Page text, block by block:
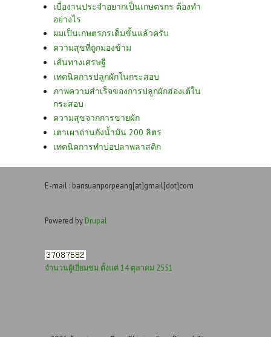
เบื่องานประจำอยากเป็นเกษตรกร ต้องทำ
อย่างไร
ผมเป็นเกษตรกรเต็มขั้นแล้วครับ
ความสุขที่ถูกมองข้าม
เส้นทางเศรษฐี
เทคนิคการปลูกผักในกระสอบ
ภาพความสำเร็จของการปลูกผักฮ่องเต้ใน
กระสอบ
ความสุขจากการขายผัก
เตาเผาถ่านถังน้ำมัน 200 ลิตร
เทคนิคการทำบ่อปลาพลาสติก
E-mail : bansuanporpeang[at]gmail[dot]com
Powered by Drupal
จำนวนผู้เยี่ยมชม ตั้งแต่ 14 ตุลาคม 2551